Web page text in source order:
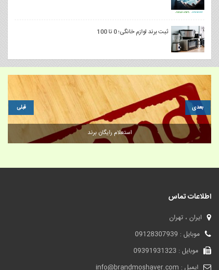
ثبت برند لوازم خانگی؛ 0 تا 100
استعلام رایگان برند
قبلی بعدی
اطلاعات تماس
ایران ، تهران
موبایل : 09128307939
موبایل : 09391931323
ایمیل : info@brandmoshaver.com